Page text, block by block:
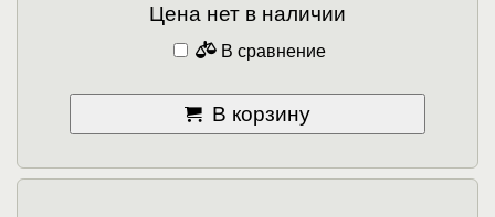
Цена нет в наличии
В сравнение
В корзину